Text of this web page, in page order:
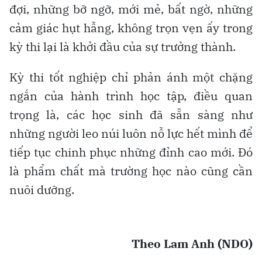
đợi, những bỡ ngỡ, mới mẻ, bất ngờ, những
cảm giác hụt hẫng, không trọn vẹn ấy trong
kỳ thi lại là khởi đầu của sự trưởng thành.
Kỳ thi tốt nghiệp chỉ phản ánh một chặng
ngắn của hành trình học tập, điều quan
trọng là, các học sinh đã sẵn sàng như
những người leo núi luôn nỗ lực hết mình để
tiếp tục chinh phục những đỉnh cao mới. Đó
là phẩm chất mà trường học nào cũng cần
nuôi dưỡng.
Theo Lam Anh (NDO)